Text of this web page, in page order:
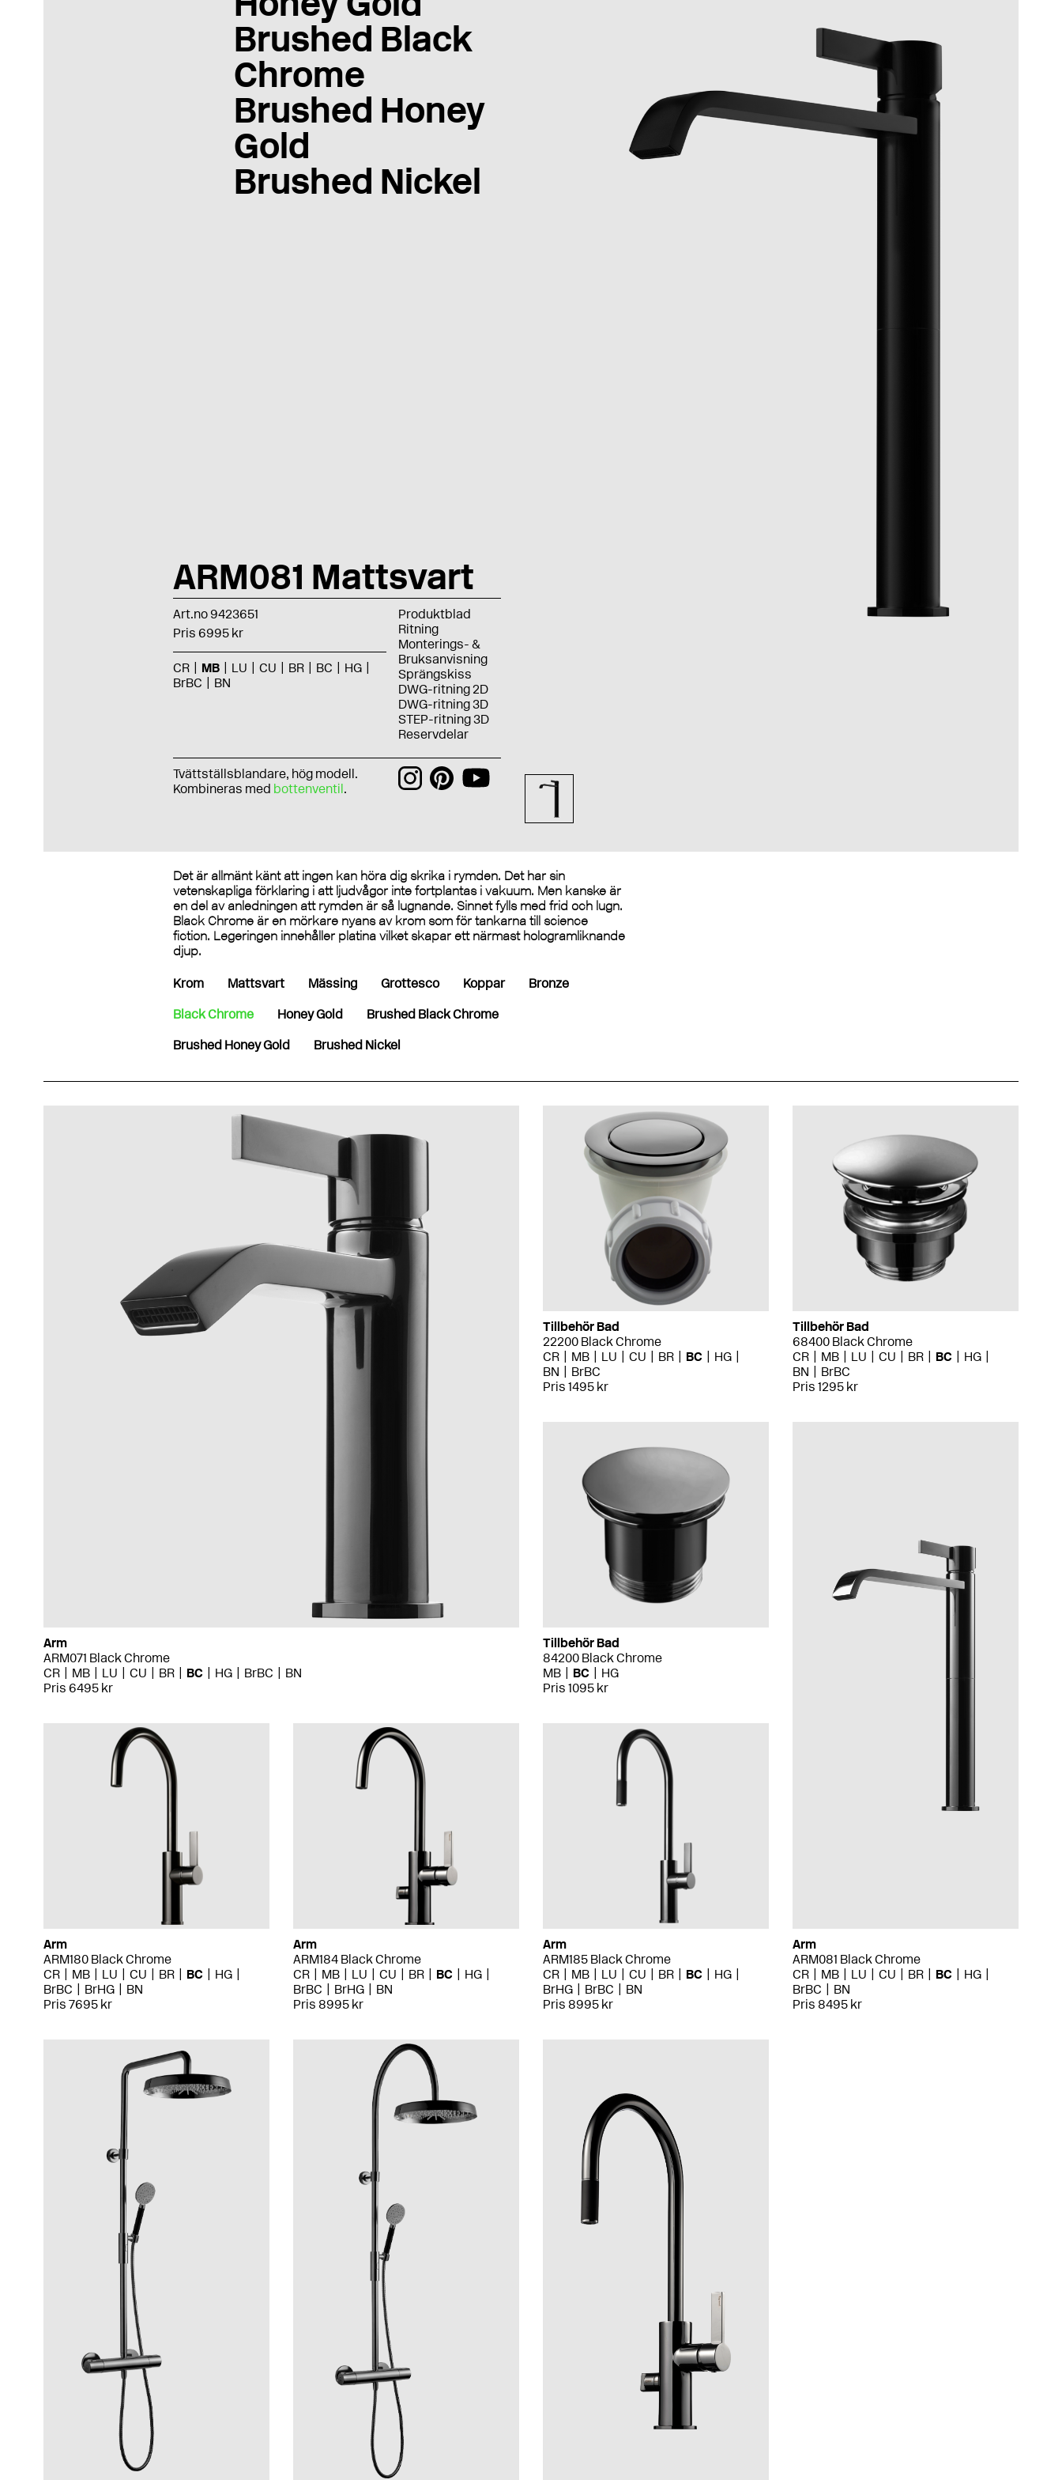
Brushed Black
Chrome
Brushed Honey
Gold
Brushed Nickel
ARM081 Mattsvart
Art.no 9423651
Pris 6995 kr
CR MB LU CU BR BC
HG
BrBC
BN
Produktblad
Ritning
Monterings- &
Bruksanvisning
Sprängskiss
DWG-ritning 2D
DWG-ritning 3D
STEP-ritning 3D
Reservdelar
Tvättställsblandare, hög modell.
Kombineras med bottenventil.
Det är allmänt känt att ingen kan höra dig skrika i rymden. Det har sin
vetenskapliga förklaring i att ljudvågor inte fortplantas i vakuum. Men kanske är
en del av anledningen att rymden är så lugnande. Sinnet fylls med frid och lugn.
Black Chrome är en mörkare nyans av krom som för tankarna till science
fiction. Legeringen innehåller platina vilket skapar ett närmast hologramliknande
djup.
Krom Mattsvart Mässing Grottesco Koppar Bronze
Black Chrome Honey Gold Brushed Black Chrome
Brushed Honey Gold Brushed Nickel
Arm
ARM071 Black Chrome
CR
MB LU CU BR BC HG BrBC
BN
Pris 6495 kr
Tillbehör Bad
22200 Black Chrome
CR
MB LU CU BR BC
HG
BN
BrBC
Pris 1495 kr
Tillbehör Bad
68400 Black Chrome
CR
MB LU CU BR BC
HG
BN
BrBC
Pris 1295 kr
Tillbehör Bad
84200 Black Chrome
MB
BC
HG
Pris 1095 kr
Arm
ARM081 Black Chrome
CR
MB LU CU BR BC
HG
BrBC
BN
Pris 8495 kr
Arm
ARM180 Black Chrome
CR
MB LU CU BR BC
HG
BrBC
BrHG
BN
Pris 7695 kr
Arm
ARM184 Black Chrome
CR
MB LU CU BR BC
HG
BrBC
BrHG
BN
Pris 8995 kr
Arm
ARM185 Black Chrome
CR
MB LU CU BR BC
HG
BrHG
BrBC
BN
Pris 8995 kr